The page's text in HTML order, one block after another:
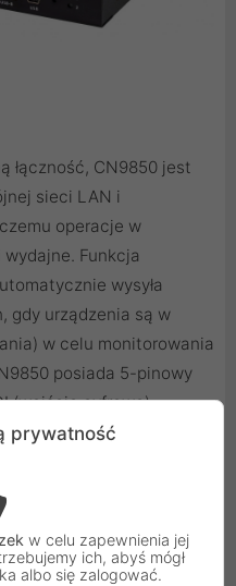
łączność, CN9850 jest
sieci LAN i
operacje w
Funkcja
wysyła
gdy urządzenia są w
w celu monitorowania
posiada 5-pinowy
(wejście cyfrowe)
uruchomienie lokalnego
/ alarmowego w
zdarzeniach.
prywatność
w celu zapewnienia jej
ich, abyś mógł
albo się zalogować.